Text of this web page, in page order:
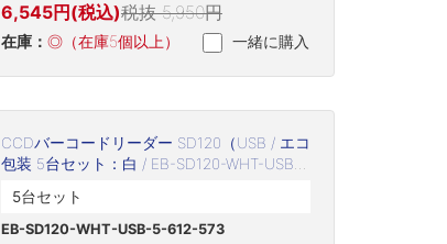
6,545円(税込)税抜 5,950円
在庫： ◎（在庫5個以上） 一緒に購入
CCDバーコードリーダー SD120（USB / エコ
包装 5台セット：白 / EB-SD120-WHT-USB-
5-612-573）
5台セット
EB-SD120-WHT-USB-5-612-573